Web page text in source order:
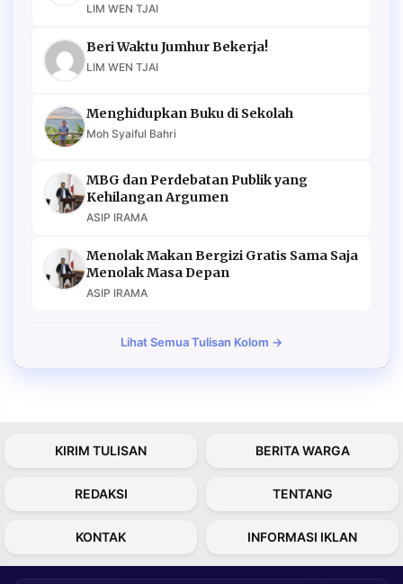
LIM WEN TJAI
Beri Waktu Jumhur Bekerja!
LIM WEN TJAI
Menghidupkan Buku di Sekolah
Moh Syaiful Bahri
MBG dan Perdebatan Publik yang
Kehilangan Argumen
ASIP IRAMA
Menolak Makan Bergizi Gratis Sama Saja
Menolak Masa Depan
ASIP IRAMA
Lihat Semua Tulisan Kolom →
KIRIM TULISAN BERITA WARGA
REDAKSI TENTANG
KONTAK INFORMASI IKLAN